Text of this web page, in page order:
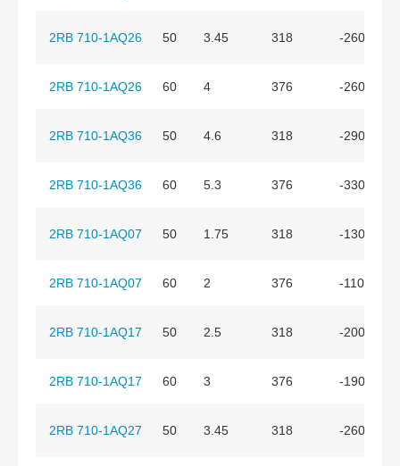
2RB 710-1AQ26 50 3.45 318 -260
2RB 710-1AQ26 60 4 376 -260
2RB 710-1AQ36 50 4.6 318 -290
2RB 710-1AQ36 60 5.3 376 -330
2RB 710-1AQ07 50 1.75 318 -130
2RB 710-1AQ07 60 2 376 -110
2RB 710-1AQ17 50 2.5 318 -200
2RB 710-1AQ17 60 3 376 -190
2RB 710-1AQ27 50 3.45 318 -260